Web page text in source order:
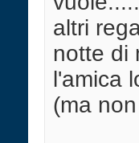
altri
notte di
l'amica
(ma